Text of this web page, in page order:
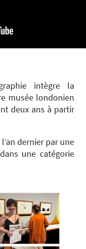
intègre la
musée londonien
deux ans à partir
dernier par une
une catégorie